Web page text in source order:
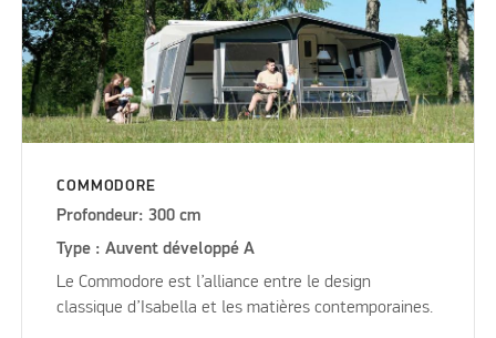
COMMODORE
Profondeur: 300 cm
Type : Auvent développé A
Le Commodore est l’alliance entre le design
classique d’Isabella et les matières contemporaines.